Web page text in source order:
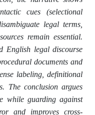
cues (selectional
legal terms,
remain essential.
English legal discourse
documents and
labeling, definitional
The conclusion argues
while guarding against
and improves cross-